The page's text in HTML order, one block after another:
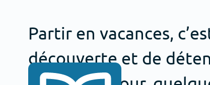
Partir en vacances,
découverte et de